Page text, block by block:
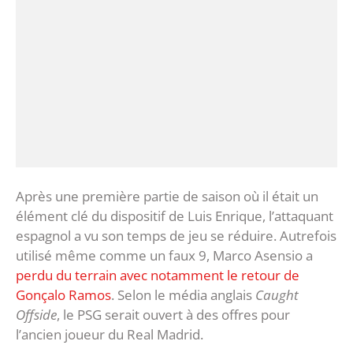
Après une première partie de saison où il était un
élément clé du dispositif de Luis Enrique, l’attaquant
espagnol a vu son temps de jeu se réduire. Autrefois
utilisé même comme un faux 9, Marco Asensio a
perdu du terrain avec notamment le retour de
Gonçalo Ramos. Selon le média anglais Caught
Offside, le PSG serait ouvert à des offres pour
l’ancien joueur du Real Madrid.